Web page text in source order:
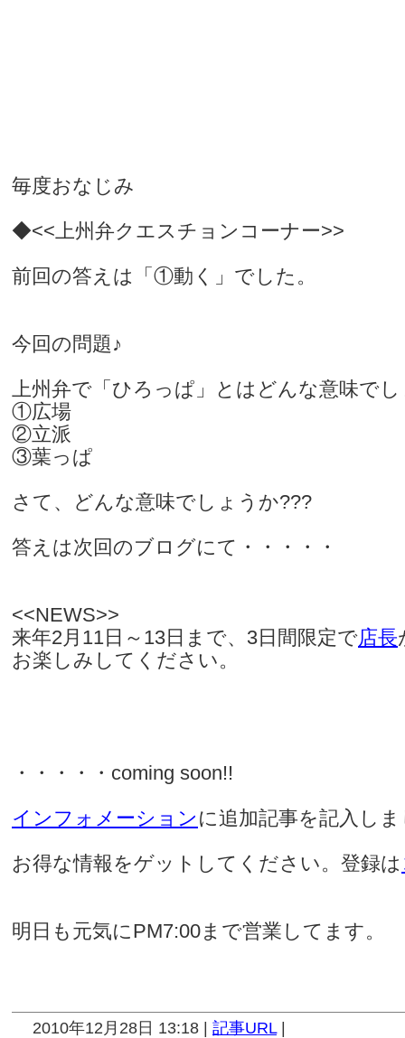
毎度おなじみ
◆<<上州弁クエスチョンコーナー>>
前回の答えは「①動く」でした。
今回の問題♪
上州弁で「ひろっぱ」とはどんな意味で
①広場
②立派
③葉っぱ
さて、どんな意味でしょうか???
答えは次回のブログにて・・・・・
<<NEWS>>
来年2月11日～13日まで、3日間限定で店長
お楽しみしてください。
・・・・・coming soon!!
インフォメーション に追加記事を記入し
お得な情報をゲットしてください。登録は
明日も元気にPM7:00まで営業してます。
2010年12月28日 13:18 | 記事URL|